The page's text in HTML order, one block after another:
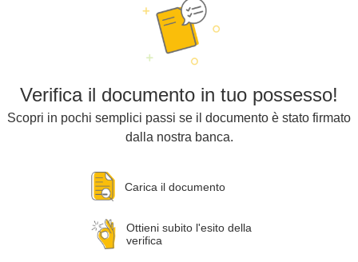
Verifica il documento in tuo possesso!
Scopri in pochi semplici passi se il documento è stato firmato
dalla nostra banca.
Carica il documento
Ottieni subito l'esito della
verifica